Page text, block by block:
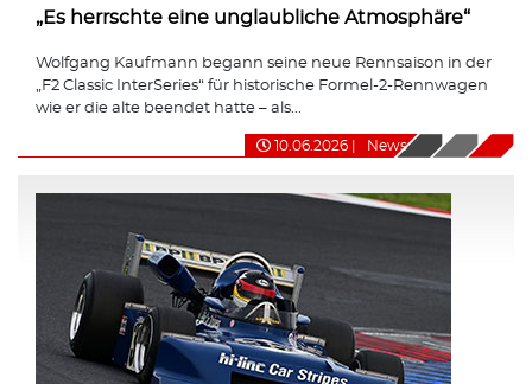
„Es herrschte eine unglaubliche Atmosphäre“
Wolfgang Kaufmann begann seine neue Rennsaison in der
„F2 Classic InterSeries“ für historische Formel-2-Rennwagen
wie er die alte beendet hatte – als...
10.06.2026 News